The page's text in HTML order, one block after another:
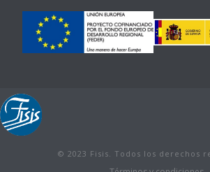
© 2023 Fisis. Todos los derechos